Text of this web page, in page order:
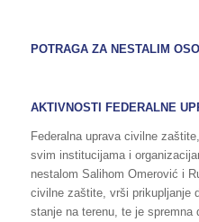
POTRAGA ZA NESTALIM
AKTIVNOSTI FEDERALNE
Federalna uprava civilne
svim institucijama i
nestalom Salihom Omerović i
civilne zaštite, vrši prikupljanje
stanje na terenu, te je spremna